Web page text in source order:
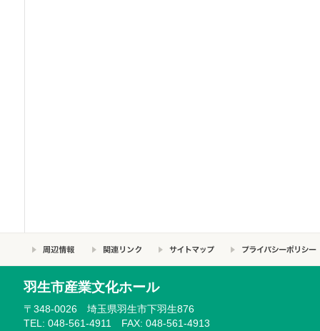
羽生市産業文化ホール
〒348-0026 埼玉県羽生市下羽生876
TEL: 048-561-4911 FAX: 048-561-4913